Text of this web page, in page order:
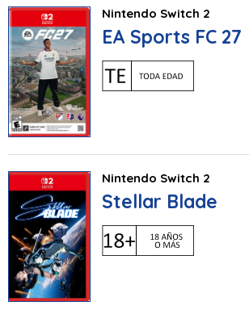
Nintendo Switch 2
EA Sports FC 27
Nintendo Switch 2
Stellar Blade